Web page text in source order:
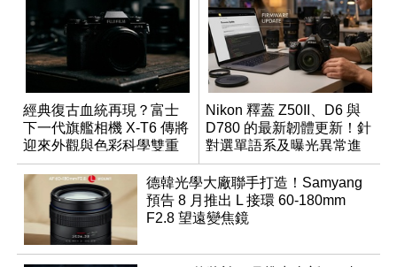
經典復古血統再現？富士
下一代旗艦相機 X-T6 傳將
迎來外觀與色彩科學雙重
優化
Nikon 釋蓋 Z50II、D6 與
D780 的最新韌體更新！針
對選單語系及曝光異常進
行修復
德韓光學大廠聯手打造！Samyang
預告 8 月推出 L 接環 60-180mm
F2.8 望遠變焦鏡